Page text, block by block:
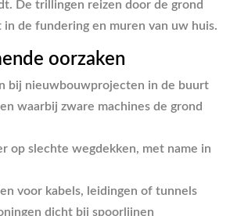
De trillingen reizen door de grond
de fundering en muren van uw huis.
oorzaken
bij nieuwbouwprojecten in de buurt
waarbij zware machines de grond
op slechte wegdekken, met name in
voor kabels, leidingen of tunnels
dicht bij spoorlijnen